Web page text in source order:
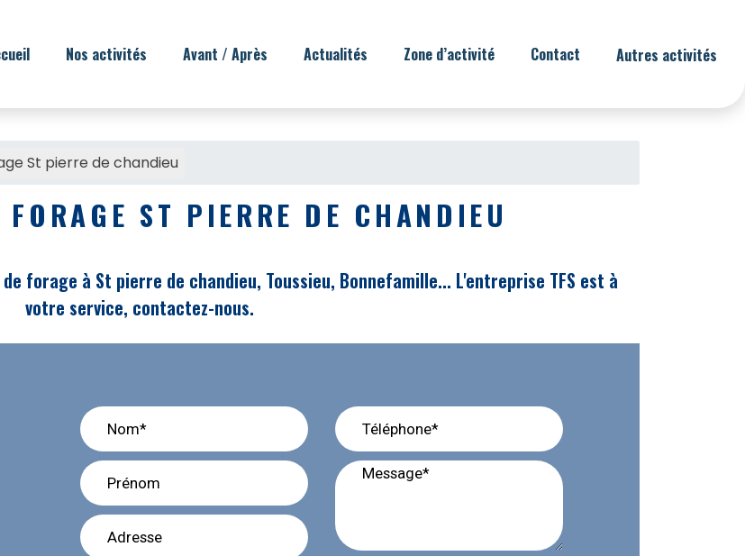
Nos activités Avant / Après Actualités Zone d’activité Contact Autres activités
St pierre de chandieu
ST PIERRE DE CHANDIEU
forage à St pierre de chandieu, Toussieu, Bonnefamille... L'entreprise TFS est à
votre service, contactez-nous.